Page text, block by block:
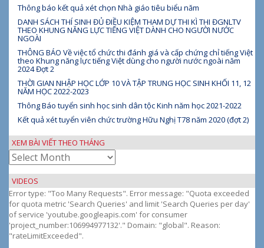
Thông báo kết quả xét chọn Nhà giáo tiêu biểu năm
DANH SÁCH THÍ SINH ĐỦ ĐIỀU KIỆM THAM DỰ THI KÌ THI ĐGNLTV
THEO KHUNG NĂNG LỰC TIẾNG VIỆT DÀNH CHO NGƯỜI NƯỚC
NGOÀI
THÔNG BÁO Về việc tổ chức thi đánh giá và cấp chứng chỉ tiếng Việt
theo Khung năng lực tiếng Việt dùng cho người nước ngoài năm
2024 Đợt 2
THỜI GIAN NHẬP HỌC LỚP 10 VÀ TẬP TRUNG HỌC SINH KHỐI 11, 12
NĂM HỌC 2022-2023
Thông Báo tuyển sinh học sinh dân tộc Kinh năm học 2021-2022
Kết quả xét tuyển viên chức trường Hữu Nghị T78 năm 2020 (đợt 2)
XEM BÀI VIẾT THEO THÁNG
Xem
bài
viết
theo
tháng
VIDEOS
Error type: "Too Many Requests". Error message: "Quota exceeded
for quota metric 'Search Queries' and limit 'Search Queries per day'
of service 'youtube.googleapis.com' for consumer
'project_number:106994977132'." Domain: "global". Reason:
"rateLimitExceeded".